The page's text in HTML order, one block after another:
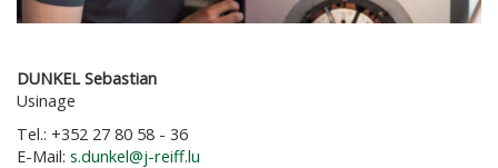
DUNKEL Sebastian
Usinage
Tel.: +352 27 80 58 - 36
E-Mail: s.dunkel@j-reiff.lu